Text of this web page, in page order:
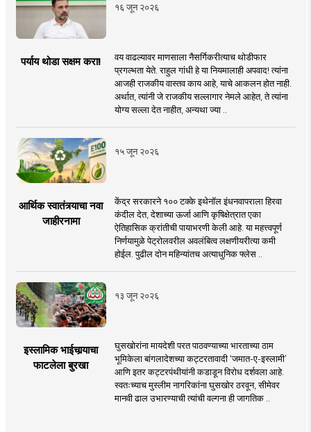
१६ जून २०२६
पर्याय थोडा सक्षम करा!
वय वाढल्यावर माणसाला नैसर्गिकरीत्याच थोडीफार
प्रगल्भता येते. राहुल गांधी हे या नियमालाही अपवाद! त्यांना
आजही राजकीय वास्तव काय आहे, याचे आकलन होत नाही.
अर्थात, त्यांनी जे राजकीय सल्लागार नेमले आहेत, ते त्यांना
योग्य सल्ला देत नाहीत, अन्यथा ज्या ..
१५ जून २०२६
आर्थिक स्वातंत्र्याचा नवा
जाहीरनामा
केंद्र सरकारने १०० टक्के इथेनॉल इंधनवापराला हिरवा
कंदील देत, देशाच्या ऊर्जा आणि कृषिक्षेत्रात एका
ऐतिहासिक क्रांतीची पायाभरणी केली आहे. या महत्त्वपूर्ण
निर्णयामुळे पेट्रोलवरील अवलंबित्व लक्षणीयरीत्या कमी
होईल. पुढील दोन महिन्यांतच अत्याधुनिक फ्लेस ..
१३ जून २०२६
इस्लामिक भाईचार्‍याचा
फाटलेला बुरखा
घुसखोरांना मायदेशी परत पाठवण्याच्या भारताच्या ठाम
भूमिकेला बांगलादेशच्या कट्टरतावादी ‘जमात-ए-इस्लामी’
आणि इतर कट्टरपंथीयांनी कडाडून विरोध दर्शवला आहे.
स्वतःच्याच मुस्लीम नागरिकांना घुसखोर ठरवून, सीमेवर
मानवी ढाल उभारण्याची त्यांची वल्गना ही जागतिक ..